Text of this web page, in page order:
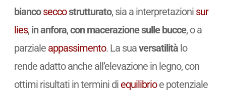
biancoseccostrutturato, sia a interpretazioni sur
lies, in anfora,con macerazione sulle bucce, o a
parziale appassimento. La suaversatilitàlo
rende adatto anche all’elevazione in legno, con
ottimi risultati in termini di equilibrioe potenziale